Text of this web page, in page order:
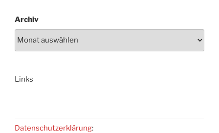
Archiv
Links
Datenschutzerklärung: